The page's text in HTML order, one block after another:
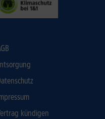
kündigen